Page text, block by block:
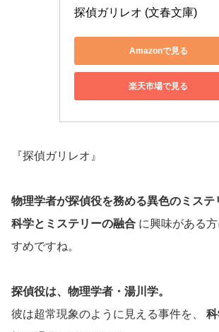
探偵ガリレオ (文春文庫)
Amazonで見る
楽天市場で見る
『探偵ガリレオ』
物理学者が探偵役を務める異色のミステ
科学とミステリーの融合 に興味がある
すめですね。
探偵役は、物理学者・湯川学。
彼は超常現象のように見える事件を、